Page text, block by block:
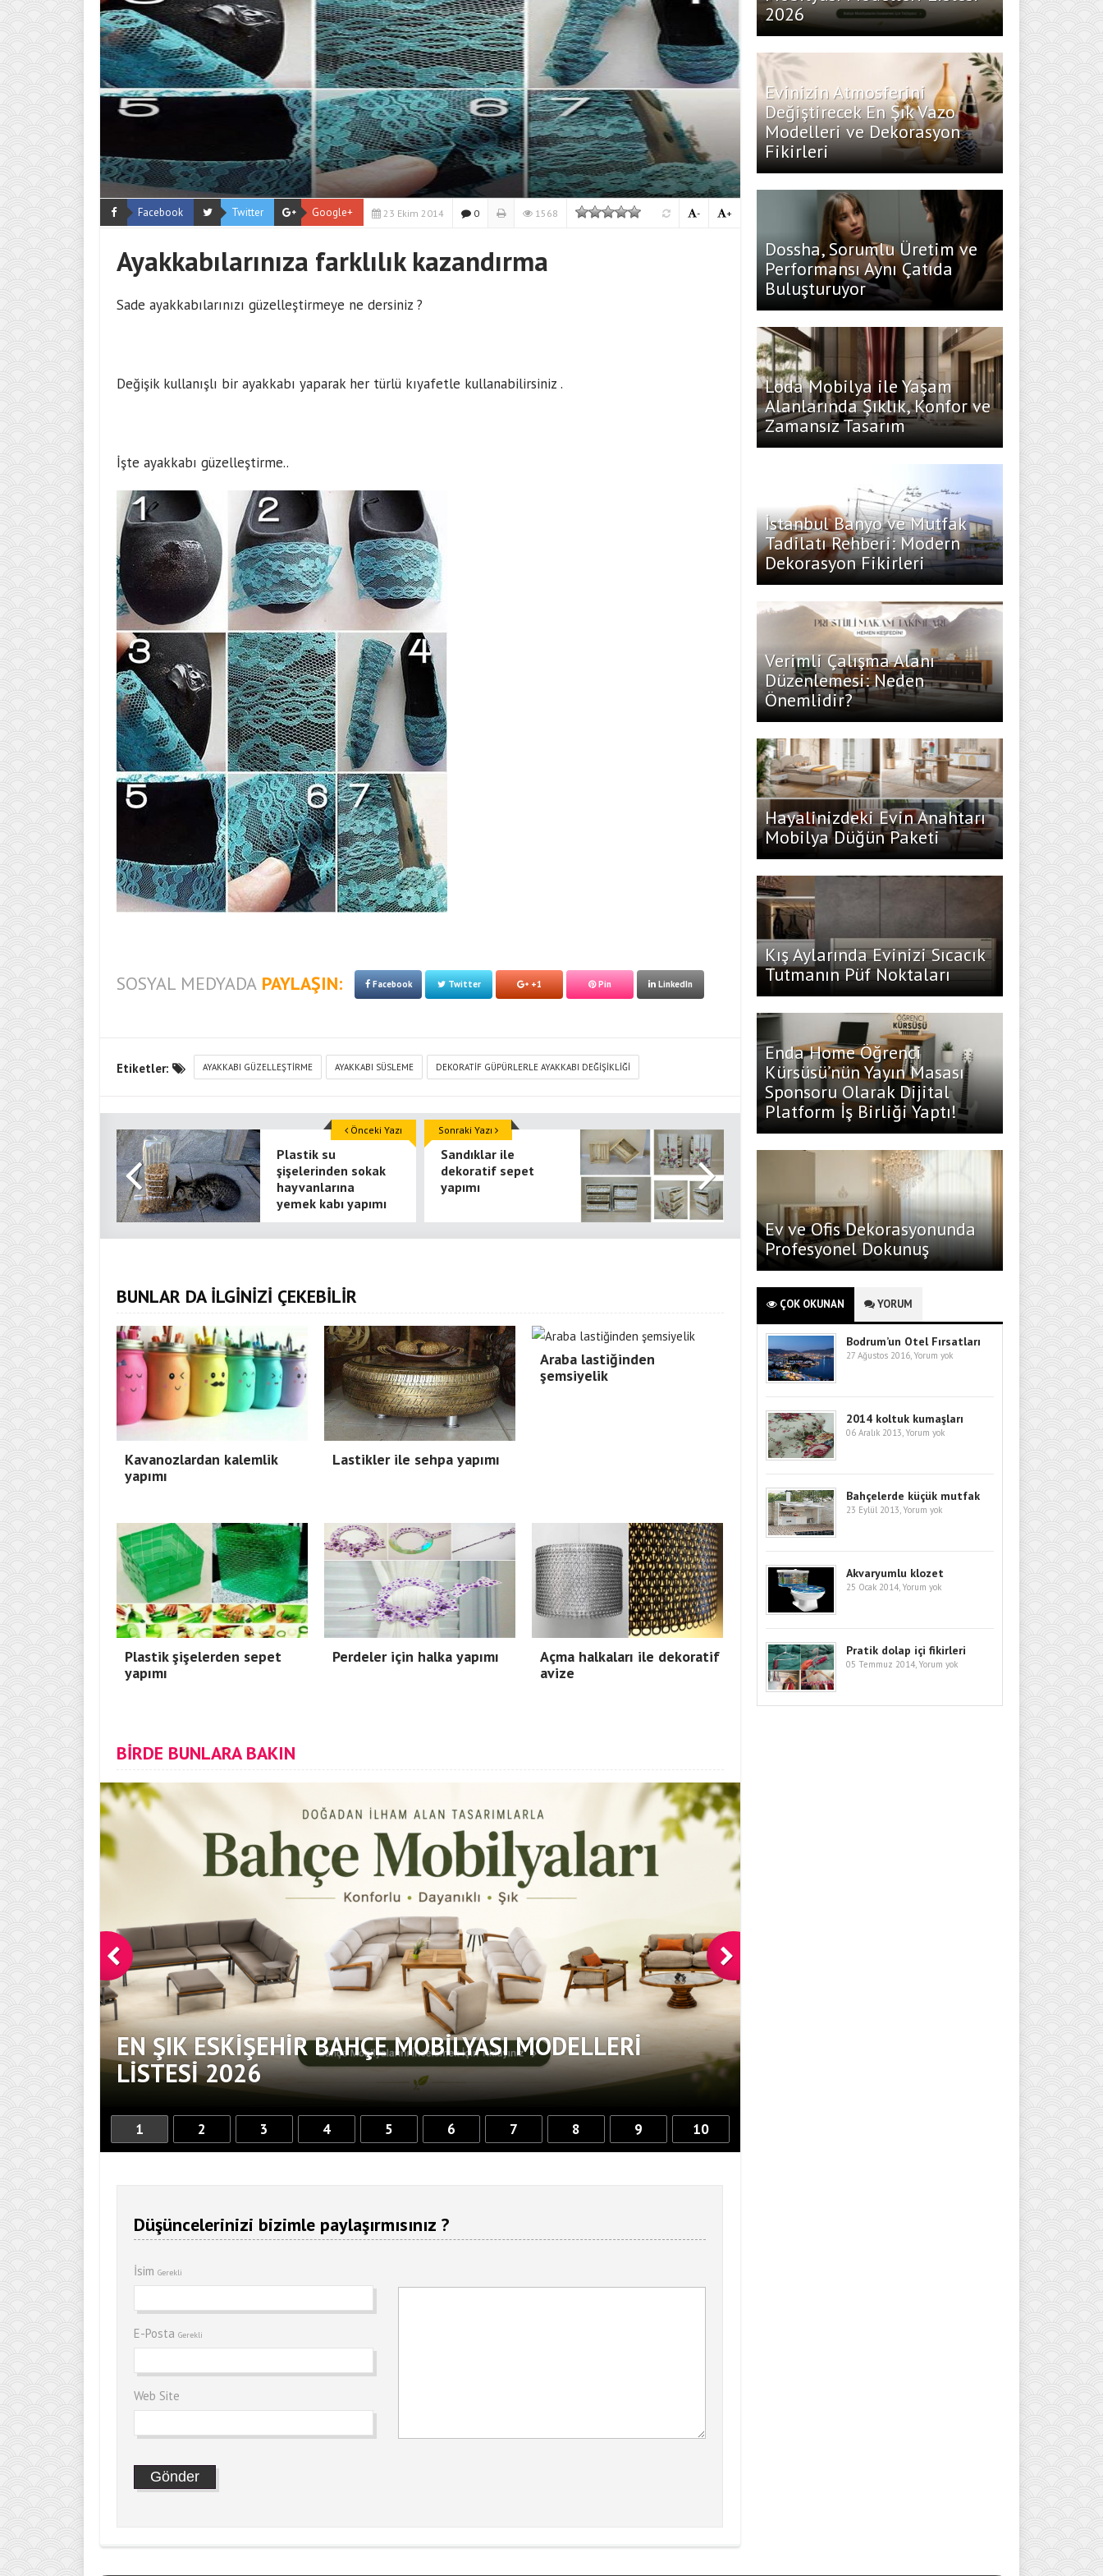
Facebook Twitter Google+ 23 Ekim 2014 0 1568 +
-
Ayakkabılarınıza farklılık kazandırma
Sade ayakkabılarınızı güzelleştirmeye ne dersiniz ?
Değişik kullanışlı bir ayakkabı yaparak her türlü kıyafetle kullanabilirsiniz .
İşte ayakkabı güzelleştirme..
SOSYAL MEDYADA PAYLAŞIN: Facebook Twitter +1 Pin LinkedIn
Etiketler: AYAKKABI GÜZELLEŞTIRME AYAKKABI SÜSLEME DEKORATIF GÜPÜRLERLE AYAKKABI DEĞIŞIKLIĞI
Plastik su
şişelerinden sokak
hayvanlarına
yemek kabı yapımı
Önceki Yazı
Sandıklar ile
dekoratif sepet
yapımı
Sonraki Yazı
BUNLAR DA İLGİNİZİ ÇEKEBİLİR
Kavanozlardan kalemlik
yapımı
Lastikler ile sehpa yapımı
Araba lastiğinden
şemsiyelik
Plastik şişelerden sepet
yapımı
Perdeler için halka yapımı
Açma halkaları ile dekoratif
avize
BİRDE BUNLARA BAKIN
EN ŞIK ESKIŞEHIR BAHÇE MOBILYASI MODELLERI
LISTESI 2026
EVINIZIN ATMOSFERINI
MODELLERI VE DEKORASYON
1 2 3 4 5 6 7 8 9 10
Düşüncelerinizi bizimle paylaşırmısınız ?
İsim Gerekli
E-Posta Gerekli
Web Site
2026
Evinizin Atmosferini
Değiştirecek En Şık Vazo
Modelleri ve Dekorasyon
Fikirleri
Dossha, Sorumlu Üretim ve
Performansı Aynı Çatıda
Buluşturuyor
Loda Mobilya ile Yaşam
Alanlarında Şıklık, Konfor ve
Zamansız Tasarım
İstanbul Banyo ve Mutfak
Tadilatı Rehberi: Modern
Dekorasyon Fikirleri
Verimli Çalışma Alanı
Düzenlemesi: Neden
Önemlidir?
Hayalinizdeki Evin Anahtarı
Mobilya Düğün Paketi
Kış Aylarında Evinizi Sıcacık
Tutmanın Püf Noktaları
Enda Home Öğrenci
Kürsüsü’nün Yayın Masası
Sponsoru Olarak Dijital
Platform İş Birliği Yaptı!
Ev ve Ofis Dekorasyonunda
Profesyonel Dokunuş
ÇOK OKUNAN YORUM
Bodrum’un Otel Fırsatları
27 Ağustos 2016, Yorum yok
2014 koltuk kumaşları
06 Aralık 2013, Yorum yok
Bahçelerde küçük mutfak
23 Eylül 2013, Yorum yok
Akvaryumlu klozet
25 Ocak 2014, Yorum yok
Pratik dolap içi fikirleri
05 Temmuz 2014, Yorum yok